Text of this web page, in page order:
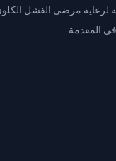
لرعاية مرضى الفشل
المقدمة.